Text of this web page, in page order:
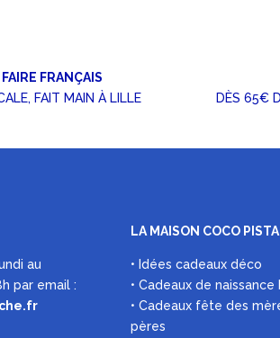
FRANÇAIS
FAIT MAIN À LILLE
DÈS 65€
au
par email :
LA MAISON COCO
• Idées cadeaux déco
• Cadeaux de naissance
• Cadeaux fête des
pères